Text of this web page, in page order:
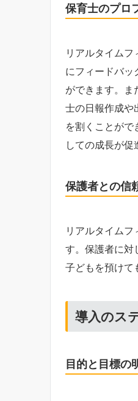
保育士のプロ
リアルタイム
にフィードバッ
ができます。ま
士の日報作成や
を割くことがで
しての成長が促
保護者との信
リアルタイム
す。保護者に対
子どもを預けて
導入のス
目的と目標の